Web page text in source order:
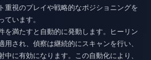
重視のプレイや戦略的なポジショニングを
ています。
を満たすと自動的に発動します。ヒーリン
用され、偵察は継続的にスキャンを行い、
中に有効になります。この自動化により、